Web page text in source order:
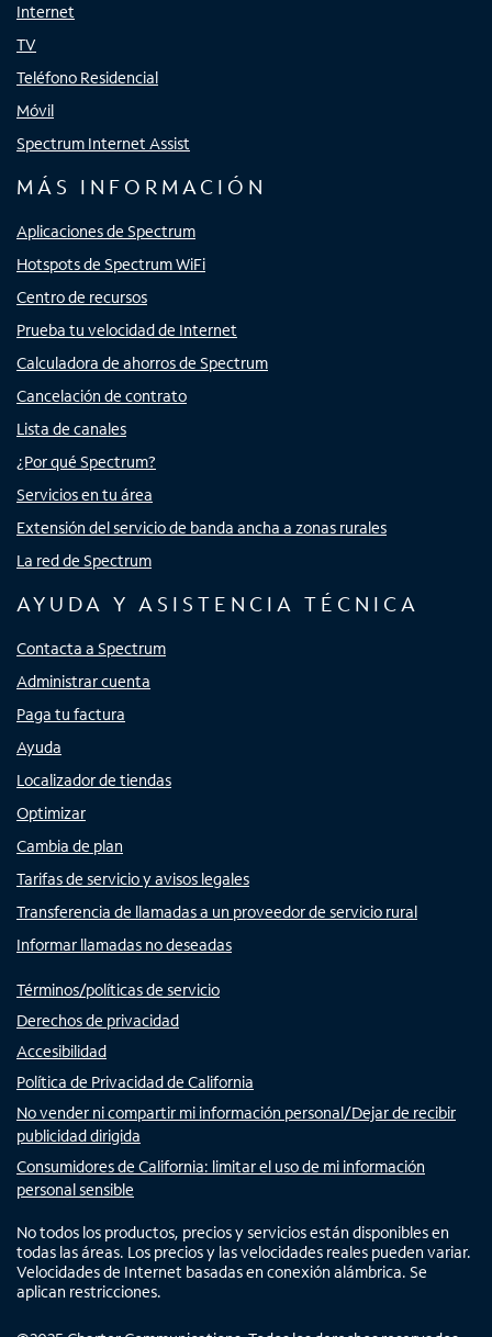
Internet
TV
Teléfono Residencial
Móvil
Spectrum Internet Assist
MÁS INFORMACIÓN
Aplicaciones de Spectrum
Hotspots de Spectrum WiFi
Centro de recursos
Prueba tu velocidad de Internet
Calculadora de ahorros de Spectrum
Cancelación de contrato
Lista de canales
¿Por qué Spectrum?
Servicios en tu área
Extensión del servicio de banda ancha a zonas rurales
La red de Spectrum
AYUDA Y ASISTENCIA TÉCNICA
Contacta a Spectrum
Administrar cuenta
Paga tu factura
Ayuda
Localizador de tiendas
Optimizar
Cambia de plan
Tarifas de servicio y avisos legales
Transferencia de llamadas a un proveedor de servicio rural
Informar llamadas no deseadas
Términos/políticas de servicio
Derechos de privacidad
Accesibilidad
Política de Privacidad de California
No vender ni compartir mi información personal/Dejar de recibir
publicidad dirigida
Consumidores de California: limitar el uso de mi información
personal sensible
No todos los productos, precios y servicios están disponibles en
todas las áreas. Los precios y las velocidades reales pueden variar.
Velocidades de Internet basadas en conexión alámbrica. Se
aplican restricciones.